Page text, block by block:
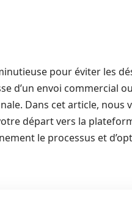
pour éviter les
d’un envoi commercial
Dans cet article, nous
départ vers la
le processus et